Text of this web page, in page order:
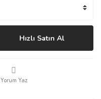
Hızlı Satın Al
Yorum Yaz